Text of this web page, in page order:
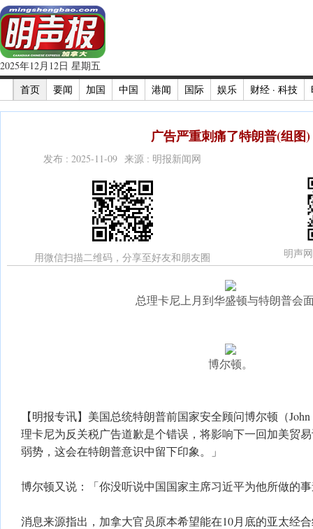
2025年12月12日 星期五
首页
要闻 加国 中国 港闻 国际 娱乐 财经 · 科技
广告严重刺痛了特朗普(组图)
发布 : 2025-11-09 来源 : 明报新闻网
用微信扫描二维码，分享至好友和朋友圈 明声
总理卡尼上月到华盛顿与特朗普会
博尔顿。
【明报专讯】美国总统特朗普前国家安全顾问博尔顿（
理卡尼为反关税广告道歉是个错误，将影响下一回加美贸
弱势，这会在特朗普意识中留下印象。」
博尔顿又说：「你没听说中国国家主席习近平为他所做的
消息来源指出，加拿大官员原本希望能在10月底的亚太经